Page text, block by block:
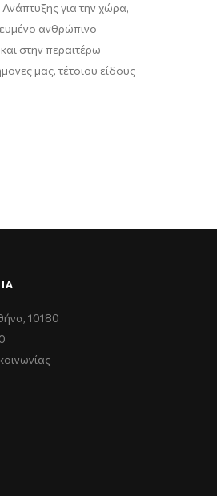
για την χώρα,
ανθρώπινο
στην περαιτέρω
μας, τέτοιου είδους
10180